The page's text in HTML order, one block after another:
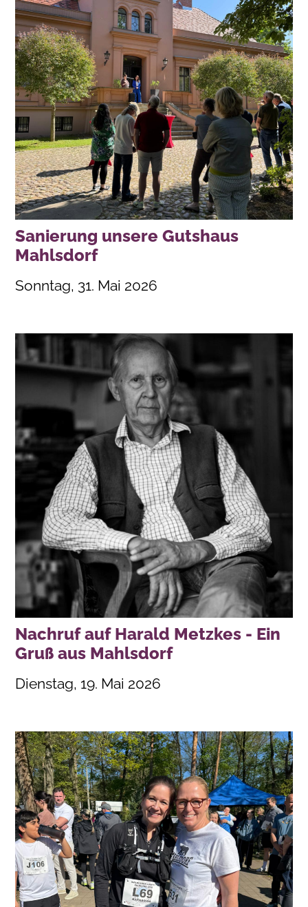
Sanierung unsere Gutshaus
Mahlsdorf
Sonntag, 31. Mai 2026
Nachruf auf Harald Metzkes - Ein
Gruß aus Mahlsdorf
Dienstag, 19. Mai 2026